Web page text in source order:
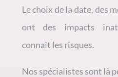
Le choix de la date, des
ont des impacts
connait les risques.
Nos spécialistes sont là